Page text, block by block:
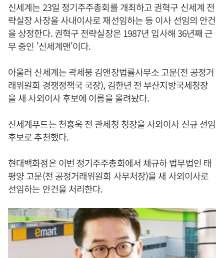
신세계는 23일 정기주주총회를 개최하고 권혁구 신세계 전
략실장 사장을 사내이사로 재선임하는 등 이사 선임의 안건
을 상정한다. 권혁구 전략실장은 1987년 입사해 36년째 근
무 중인 '신세계맨'이다.
아울러 신세계는 곽세붕 김앤장법률사무소 고문(전 공정거
래위원회 경쟁정책국 국장), 김한년 전 부산지방국세청장
을 새 사외이사 후보에 이름을 올려놨다.
신세계푸드는 천홍욱 전 관세청 청장을 사외이사 신규 선임
후보로 추천했다.
현대백화점은 이번 정기주주총회에서 채규하 법무법인 태
평양 고문(전 공정거래위원회 사무처장)을 새 사외이사로
선임하는 안건을 처리한다.